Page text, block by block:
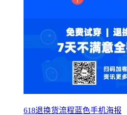
618退换货流程蓝色手机海报